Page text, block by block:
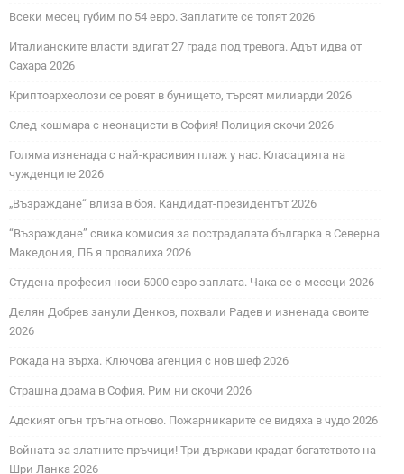
Всеки месец губим по 54 евро. Заплатите се топят 2026
Италианските власти вдигат 27 града под тревога. Адът идва от
Сахара 2026
Криптоархеолози се ровят в бунището, търсят милиарди 2026
След кошмара с неонацисти в София! Полиция скочи 2026
Голяма изненада с най-красивия плаж у нас. Класацията на
чужденците 2026
„Възраждане“ влиза в боя. Кандидат-президентът 2026
“Възраждане” свика комисия за пострадалата българка в Северна
Македония, ПБ я провалиха 2026
Студена професия носи 5000 евро заплата. Чака се с месеци 2026
Делян Добрев занули Денков, похвали Радев и изненада своите
2026
Рокада на върха. Ключова агенция с нов шеф 2026
Страшна драма в София. Рим ни скочи 2026
Адският огън тръгна отново. Пожарникарите се видяха в чудо 2026
Войната за златните пръчици! Три държави крадат богатството на
Шри Ланка 2026